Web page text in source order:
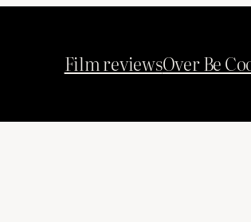
Film reviewsOver Be